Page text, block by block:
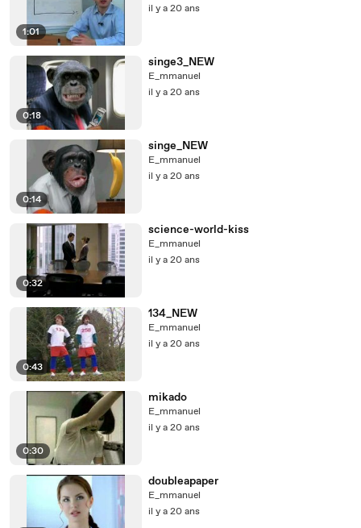
1:01
il y a 20 ans
0:18
singe3_NEW
E_mmanuel
il y a 20 ans
0:14
singe_NEW
E_mmanuel
il y a 20 ans
0:32
science-world-kiss
E_mmanuel
il y a 20 ans
0:43
134_NEW
E_mmanuel
il y a 20 ans
0:30
mikado
E_mmanuel
il y a 20 ans
doubleapaper
E_mmanuel
il y a 20 ans